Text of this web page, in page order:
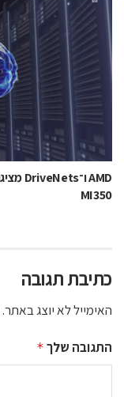
MI350
כתיבת תגובה
האימייל לא יוצג באתר.
התגובה שלך *